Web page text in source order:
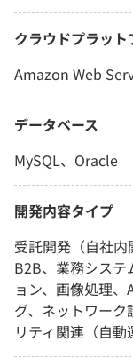
クラウドプラット
Amazon Web
データベース
MySQL、Oracle
開発内容タイプ
受託開発（自社内
B2B、業務シス
ョン、画像処理
グ、ネットワー
リティ関連（自